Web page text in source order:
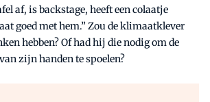
af, is backstage, heeft een colaatje
goed met hem.” Zou de klimaatklever
hebben? Of had hij die nodig om de
zijn handen te spoelen?